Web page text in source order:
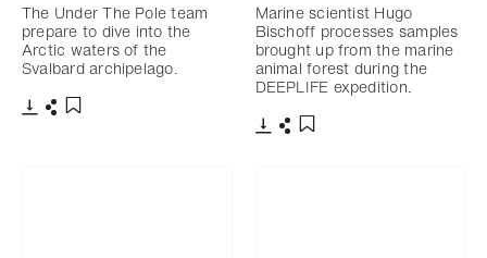
The Under The Pole team
prepare to dive into the
Arctic waters of the
Svalbard archipelago.
Marine scientist Hugo
Bischoff processes samples
brought up from the marine
animal forest during the
DEEPLIFE expedition.